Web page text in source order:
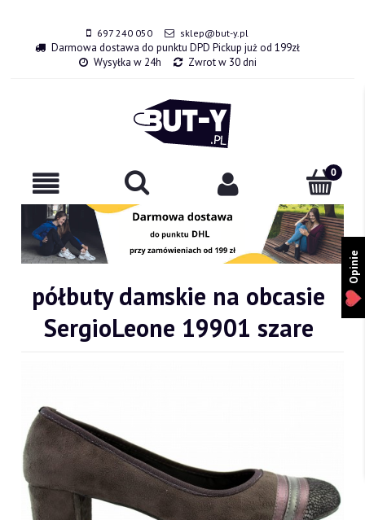
697 240 050 sklep@but-y.pl
Darmowa dostawa do punktu DPD Pickup już od 199zł
Wysyłka w 24h
Zwrot w 30 dni
półbuty damskie na obcasie
SergioLeone 19901 szare
Opinie